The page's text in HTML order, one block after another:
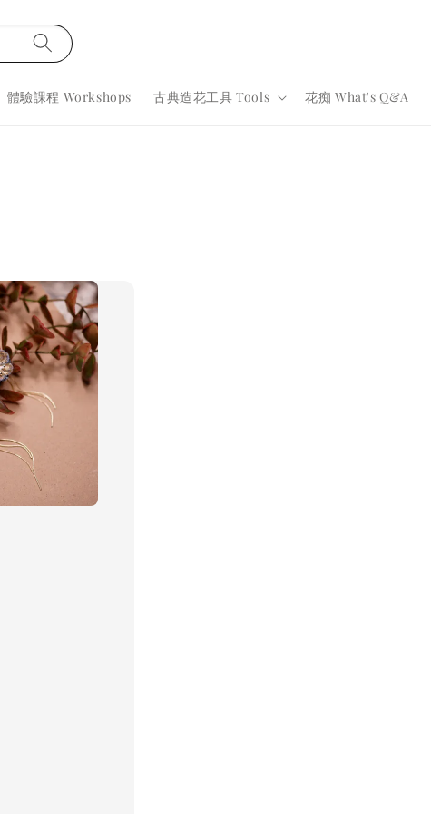
體驗課程 Workshops 古典造花工具 Tools 花痴 What's Q&A